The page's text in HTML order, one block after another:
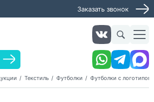
Заказать звонок
Текстиль Футболки Футболки с логотипом
услугу
мы свяжемся с вами в ближайшее
звонок